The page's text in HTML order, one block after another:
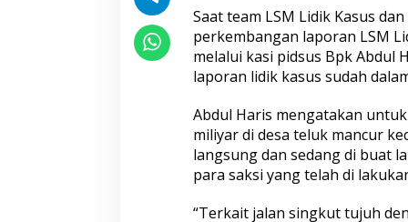
K
e
j
a
t
J
a
m
b
T
e
Saat team LSM Lidik Kasus
perkembangan laporan LSM
melalui kasi pidsus Bpk Abdul
laporan lidik kasus sudah
Abdul Haris mengatakan
miliyar di desa teluk mancur
langsung dan sedang di buat
para saksi yang telah di
“Terkait jalan singkut tujuh